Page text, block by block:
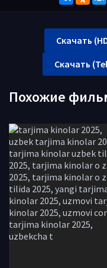
Скачать
Скачать
Похожие